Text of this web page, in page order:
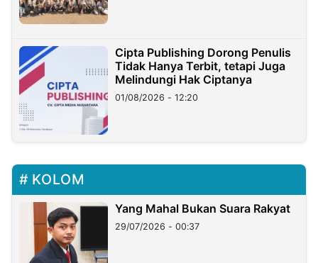
Cipta Publishing Dorong Penulis
Tidak Hanya Terbit, tetapi Juga
Melindungi Hak Ciptanya
01/08/2026 - 12:20
KOLOM
Yang Mahal Bukan Suara Rakyat
29/07/2026 - 00:37